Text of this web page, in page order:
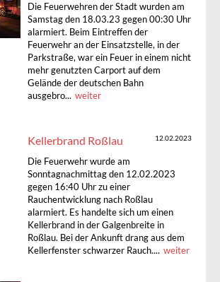
Die Feuerwehren der Stadt wurden am
Samstag den 18.03.23 gegen 00:30 Uhr
alarmiert. Beim Eintreffen der
Feuerwehr an der Einsatzstelle, in der
Parkstraße, war ein Feuer in einem nicht
mehr genutzten Carport auf dem
Gelände der deutschen Bahn
ausgebro... weiter
12.02.2023
Kellerbrand Roßlau
Die Feuerwehr wurde am
Sonntagnachmittag den 12.02.2023
gegen 16:40 Uhr zu einer
Rauchentwicklung nach Roßlau
alarmiert. Es handelte sich um einen
Kellerbrand in der Galgenbreite in
Roßlau. Bei der Ankunft drang aus dem
Kellerfenster schwarzer Rauch.... weiter